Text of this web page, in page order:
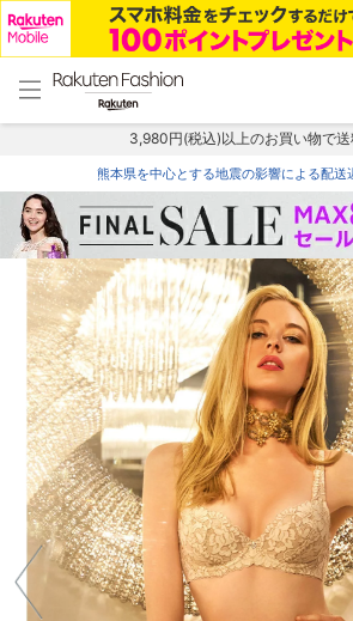
menu home
トップ
3,980円(税込)以上のお買い物で送
熊本県を中心とする地震の影響による配送